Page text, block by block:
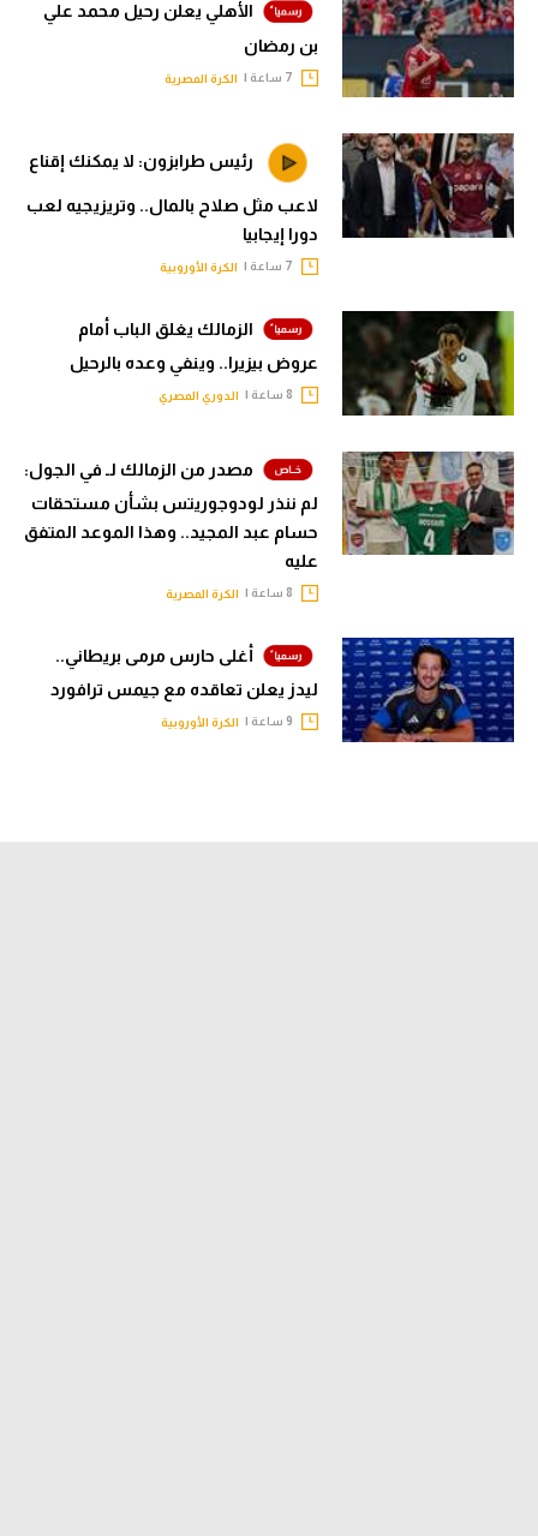
الأهلي يعلن رحيل محمد علي
بن رمضان
الكرة المصرية
رئيس طرابزون: لا يمكنك إقناع
لاعب مثل صلاح بالمال.. وتريزيجيه لعب
دورا إيجابيا
الكرة الأوروبية
الزمالك يغلق الباب أمام
عروض بيزيرا.. وينفي وعده بالرحيل
الدوري المصري
مصدر من الزمالك لـ في الجول:
لم ننذر لودوجوريتس بشأن مستحقات
حسام عبد المجيد.. وهذا الموعد المتفق
عليه
الكرة المصرية
أغلى حارس مرمى بريطاني..
ليدز يعلن تعاقده مع جيمس ترافورد
الكرة الأوروبية